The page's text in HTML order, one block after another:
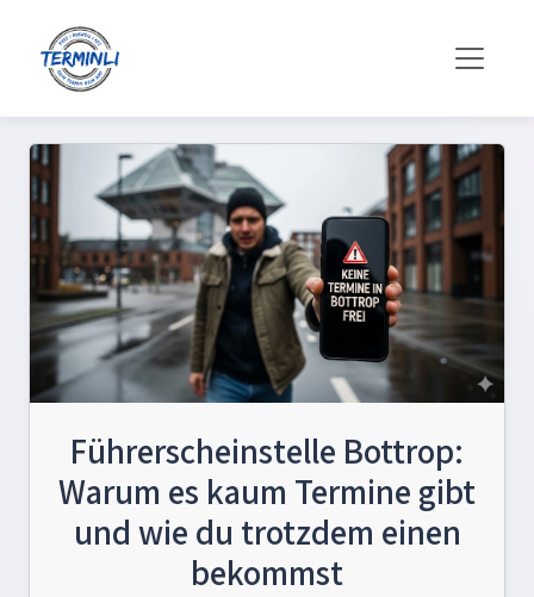
Führerscheinstelle Bottrop:
Warum es kaum Termine gibt
und wie du trotzdem einen
bekommst